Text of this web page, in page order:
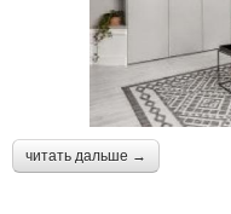
читать дальше →